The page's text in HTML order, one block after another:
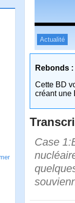
Actualité
Rebonds :
Cette BD
créant une
Case